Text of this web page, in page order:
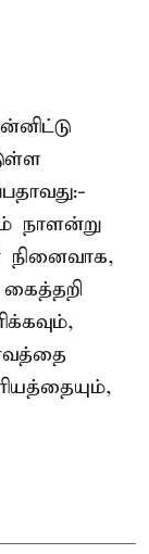
நாளன்று
நினைவாக,